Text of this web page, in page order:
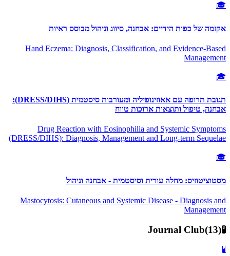
🎓
אקזמה של כפות הידיים: אבחנה, סיווג וניהול מבוסס ראיות
Hand Eczema: Diagnosis, Classification, and Evidence-Based
Management
🎓
תגובת תרופה עם אאוזינופיליה ומעורבות סיסטמית (DRESS/DIHS):
אבחנה, טיפול ותוצאות ארוכות טווח
Drug Reaction with Eosinophilia and Systemic Symptoms
(DRESS/DIHS): Diagnosis, Management and Long-term Sequelae
🎓
מסטוציטוזיס: מחלה עורית וסיסטמית - אבחנה וניהול
Mastocytosis: Cutaneous and Systemic Disease - Diagnosis and
Management
🧪
Journal Club(13)
🧪